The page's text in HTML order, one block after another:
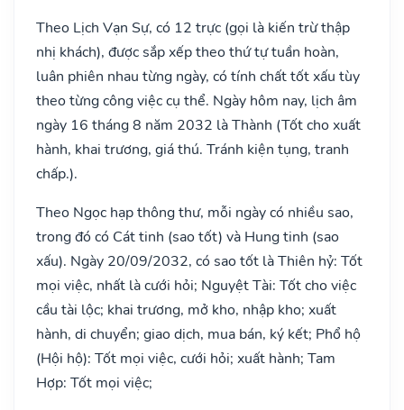
Theo Lịch Vạn Sự, có 12 trực (gọi là kiến trừ thập
nhị khách), được sắp xếp theo thứ tự tuần hoàn,
luân phiên nhau từng ngày, có tính chất tốt xấu tùy
theo từng công việc cụ thể. Ngày hôm nay, lịch âm
ngày 16 tháng 8 năm 2032 là Thành (Tốt cho xuất
hành, khai trương, giá thú. Tránh kiện tụng, tranh
chấp.).
Theo Ngọc hạp thông thư, mỗi ngày có nhiều sao,
trong đó có Cát tinh (sao tốt) và Hung tinh (sao
xấu). Ngày 20/09/2032, có sao tốt là Thiên hỷ: Tốt
mọi việc, nhất là cưới hỏi; Nguyệt Tài: Tốt cho việc
cầu tài lộc; khai trương, mở kho, nhập kho; xuất
hành, di chuyển; giao dịch, mua bán, ký kết; Phổ hộ
(Hội hộ): Tốt mọi việc, cưới hỏi; xuất hành; Tam
Hợp: Tốt mọi việc;